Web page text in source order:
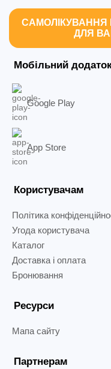
ДЛЯ
Мобільний
Google Play
App Store
Користувачам
Політика
Угода користувача
Каталог
Доставка і оплата
Бронювання
Ресурси
Мапа сайту
Партнерам